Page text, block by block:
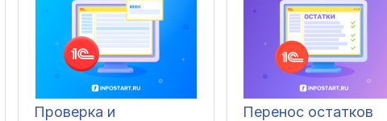
Проверка и
Перенос остатков